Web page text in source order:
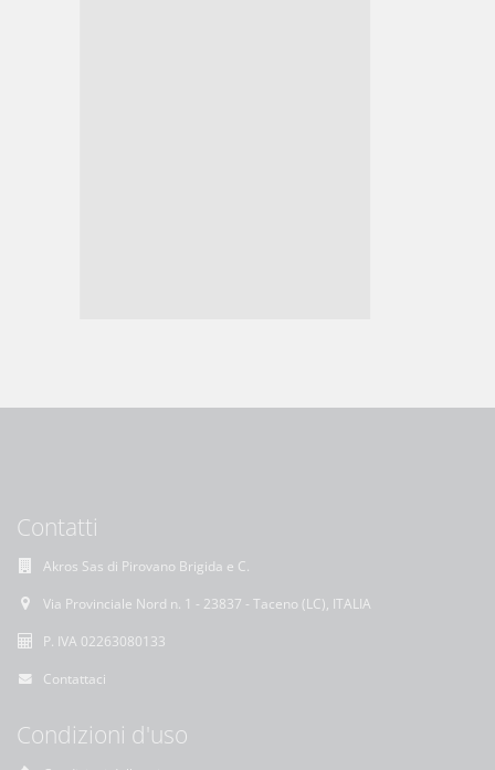
Contatti
Akros Sas di Pirovano Brigida e C.
Via Provinciale Nord n. 1 - 23837 - Taceno (LC), ITALIA
P. IVA 02263080133
Contattaci
Condizioni d'uso